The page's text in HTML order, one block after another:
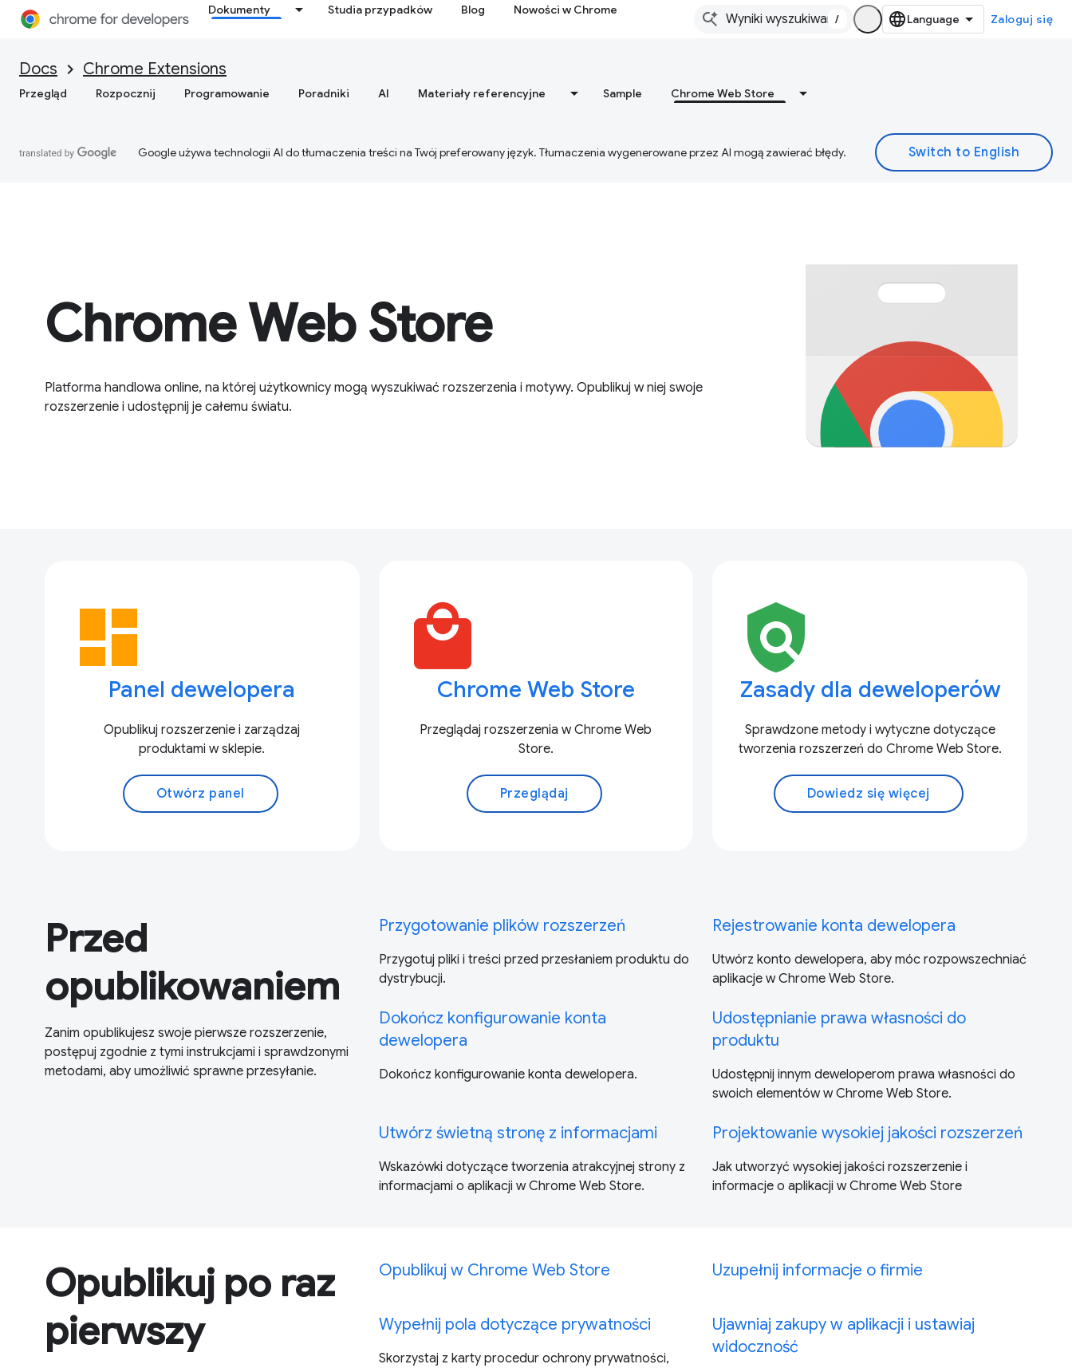
Dokumenty Studia przypadków Blog Nowości w Chrome
/ Zaloguj się
Docs Chrome Extensions
Przegląd Rozpocznij Programowanie Poradniki AI Materiały referencyjne Sample Chrome Web Store
Google używa technologii AI do tłumaczenia treści na Twój preferowany język. Tłumaczenia wygenerowane przez AI mogą zawierać błędy.
Chrome Web Store
Platforma handlowa online, na której użytkownicy mogą wyszukiwać rozszerzenia i motywy. Opublikuj w niej swoje
rozszerzenie i udostępnij je całemu światu.
dashboard
Panel dewelopera
Opublikuj rozszerzenie i zarządzaj
produktami w sklepie.
Otwórz panel
local_mall
Chrome Web Store
Przeglądaj rozszerzenia w Chrome Web
Store.
Przeglądaj
policy
Zasady dla deweloperów
Sprawdzone metody i wytyczne dotyczące
tworzenia rozszerzeń do Chrome Web Store.
Dowiedz się więcej
Przed
opublikowaniem
Zanim opublikujesz swoje pierwsze rozszerzenie,
postępuj zgodnie z tymi instrukcjami i sprawdzonymi
metodami, aby umożliwić sprawne przesyłanie.
Przygotowanie plików rozszerzeń
Przygotuj pliki i treści przed przesłaniem produktu do
dystrybucji.
Rejestrowanie konta dewelopera
Utwórz konto dewelopera, aby móc rozpowszechniać
aplikacje w Chrome Web Store.
Dokończ konfigurowanie konta
dewelopera
Dokończ konfigurowanie konta dewelopera.
Udostępnianie prawa własności do
produktu
Udostępnij innym deweloperom prawa własności do
swoich elementów w Chrome Web Store.
Utwórz świetną stronę z informacjami
Wskazówki dotyczące tworzenia atrakcyjnej strony z
informacjami o aplikacji w Chrome Web Store.
Projektowanie wysokiej jakości rozszerzeń
Jak utworzyć wysokiej jakości rozszerzenie i
informacje o aplikacji w Chrome Web Store
Opublikuj po raz
pierwszy
Opublikuj w Chrome Web Store Uzupełnij informacje o firmie
Wypełnij pola dotyczące prywatności
Skorzystaj z karty procedur ochrony prywatności,
Ujawniaj zakupy w aplikacji i ustawiaj
widoczność